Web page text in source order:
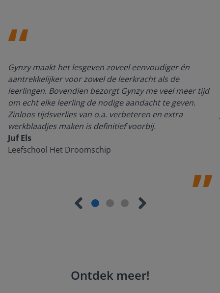
Gynzy maakt het lesgeven zoveel eenvoudiger én
aantrekkelijker voor zowel de leerkracht als de
leerlingen. Bovendien bezorgt Gynzy me veel meer tijd
om echt elke leerling de nodige aandacht te geven.
Zinloos tijdsverlies van o.a. verbeteren en extra
werkblaadjes maken is definitief voorbij.
Juf Els
Leefschool Het Droomschip
Ontdek meer!